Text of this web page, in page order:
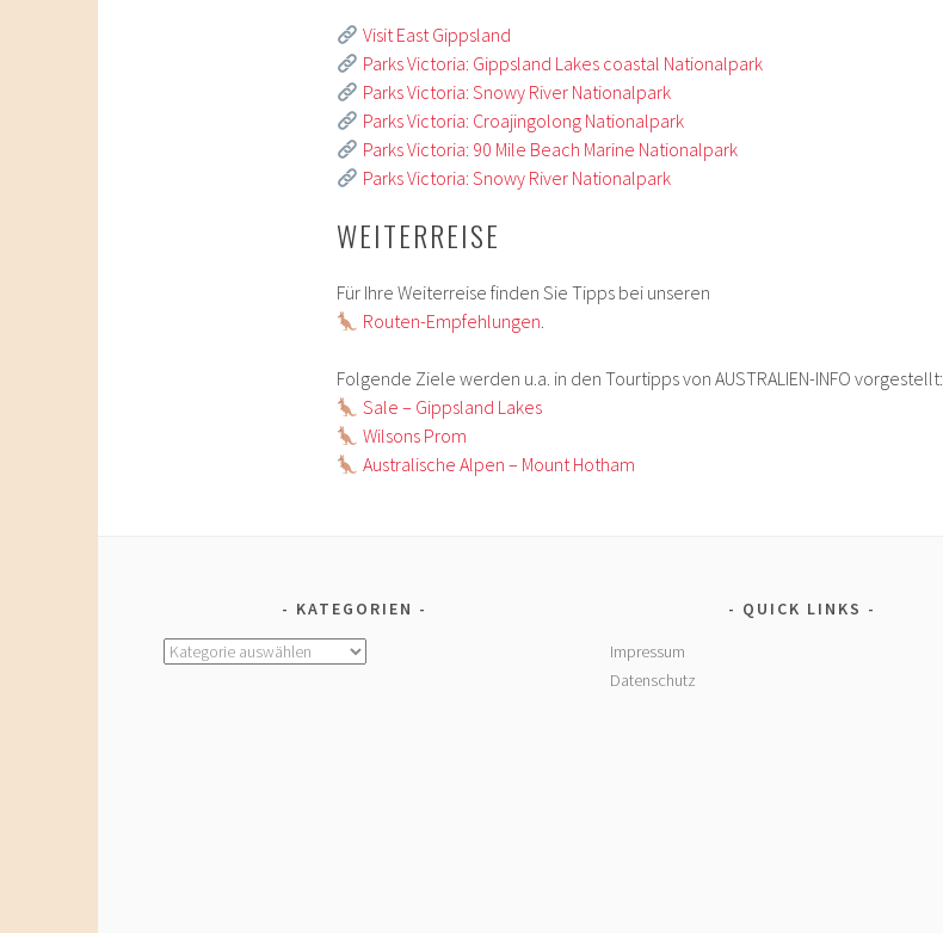
Visit East Gippsland
Parks Victoria: Gippsland Lakes coastal Nationalpark
Parks Victoria: Snowy River Nationalpark
Parks Victoria: Croajingolong Nationalpark
Parks Victoria: 90 Mile Beach Marine Nationalpark
Parks Victoria: Snowy River Nationalpark
WEITERREISE
Für Ihre Weiterreise finden Sie Tipps bei unseren
Routen-Empfehlungen.
Folgende Ziele werden u.a. in den Tourtipps von AUSTRALIEN-INFO vorgestellt:
Sale – Gippsland Lakes
Wilsons Prom
Australische Alpen – Mount Hotham
KATEGORIEN
Kategorien
QUICK LINKS
Impressum
Datenschutz